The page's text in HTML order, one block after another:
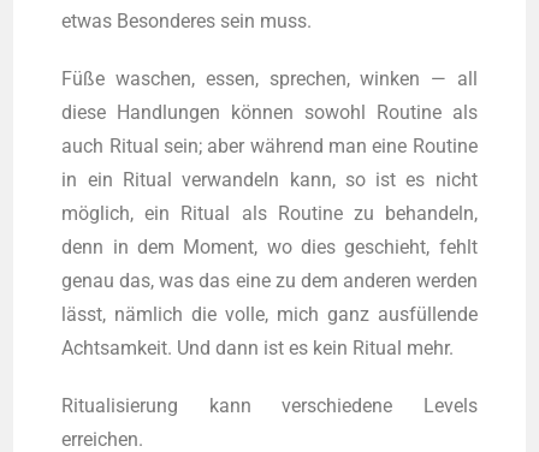
etwas Beson­de­res sein muss.
Füße waschen, essen, spre­chen, win­ken — all
die­se Hand­lun­gen können sowohl Rou­ti­ne als
auch Ritu­al sein; aber während man eine Rou­ti­ne
in ein Ritu­al ver­wan­deln kann, so ist es nicht
möglich, ein Ritu­al als Rou­ti­ne zu behan­deln,
denn in dem Moment, wo dies geschieht, fehlt
genau das, was das eine zu dem ande­ren wer­den
lässt, nämlich die vol­le, mich ganz ausfüllende
Acht­sam­keit. Und dann ist es kein Ritu­al mehr.
Ritua­li­sie­rung kann ver­schie­de­ne Levels
erreichen.